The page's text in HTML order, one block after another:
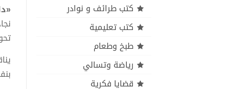
كتب طرائف و نوادر
كتب تعليمية
طبخ وطعام
رياضة وتسالي
قضايا فكرية